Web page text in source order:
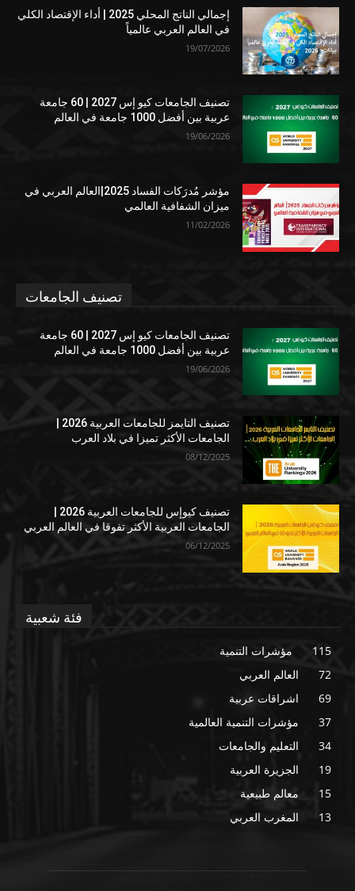
إجمالي الناتج المحلي 2025 | أداء الإقتصاد الكلي
في العالم العربي عالمياً
19/07/2026
تصنيف الجامعات كيو إس 2027 | 60 جامعة
عربية بين أفضل 1000 جامعة في العالم
19/06/2026
مؤشر مُدرَكات الفساد 2025|العالم العربي في
ميزان الشفافية العالمي
11/02/2026
تصنيف الجامعات
تصنيف الجامعات كيو إس 2027 | 60 جامعة
عربية بين أفضل 1000 جامعة في العالم
19/06/2026
الجامعات الأكثر تميزا في بلاد العرب
08/12/2025
الجامعات العربية الأكثر تفوقا في العالم العربي
06/12/2025
فئة شعبية
مؤشرات التنمية
115
العالم العربي
72
اشراقات عربية
69
مؤشرات التنمية العالمية
37
التعليم والجامعات
34
الجزيرة العربية
19
معالم طبيعية
15
المغرب العربي
13